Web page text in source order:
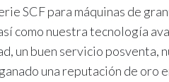
SCF para máquinas de
como nuestra tecnología
un buen servicio posventa,
una reputación de oro